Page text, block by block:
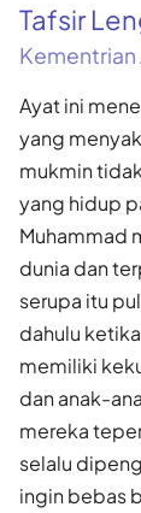
Tafsir
Kementrian
Ayat ini
yang
mukmin
yang hidup
Muhammad
dunia dan
serupa itu
dahulu
memiliki
dan anak-
mereka
selalu
ingin bebas